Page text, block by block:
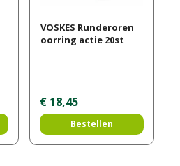
VOSKES Runderoren
oorring actie 20st
€ 18,45
Bestellen